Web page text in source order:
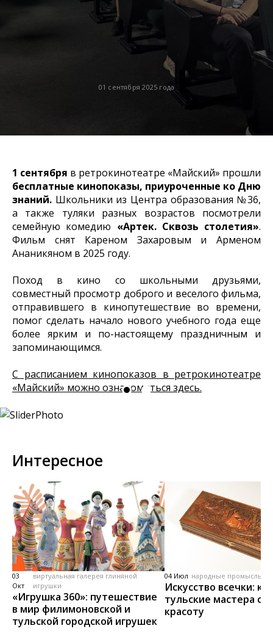
01 сентября 2025 года
1 сентября в ретрокинотеатре «Майский» прошли
бесплатные кинопоказы, приуроченные ко Дню
знаний. Школьники из Центра образования №36,
а также туляки разных возрастов посмотрели
семейную комедию «Артек. Сквозь столетия».
Фильм снят Кареном Захаровым и Арменом
Ананикяном в 2025 году.
Поход в кино со школьными друзьями,
совместный просмотр доброго и веселого фильма,
отправившего в кинопутешествие во времени,
помог сделать начало нового учебного года еще
более ярким и по-настоящему праздничным и
запоминающимся.
С расписанием кинопоказов в ретрокинотеатре
«Майский» можно ознакомиться здесь.
Интересное
03
Окт
виртуальная галерея глиняной
игрушки
«Игрушка 360»: путешествие
в мир филимоновской и
тульской городской игрушек
04 Июл народные промыслы,
Искусство всечки: как
тульские мастера
красоту